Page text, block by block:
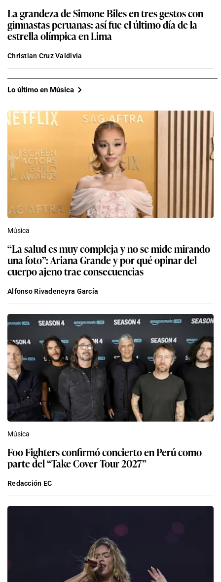
La grandeza de Simone Biles en tres gestos con
gimnastas peruanas: así fue el último día de la
estrella olímpica en Lima
Christian Cruz Valdivia
Lo último en Música
Música
“La salud es muy compleja y no se mide mirando
una foto”: Ariana Grande y por qué opinar del
cuerpo ajeno trae consecuencias
Alfonso Rivadeneyra García
Música
Foo Fighters confirmó concierto en Perú como
parte del “Take Cover Tour 2027”
Redacción EC